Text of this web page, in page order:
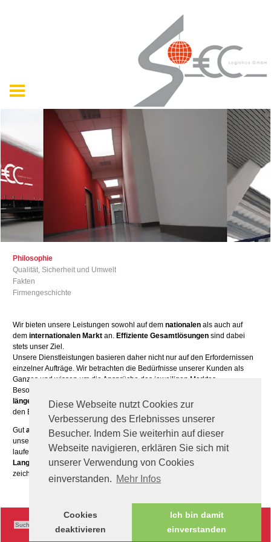
Diese Webseite nutzt Cookies zur
Verbesserung des Erlebnisses unserer
Besucher. Indem Sie weiterhin auf dieser
Webseite navigieren, erklären Sie sich mit
unserer Verwendung von Cookies
einverstanden. Mehr Infos
Cookies
deaktivieren
Ich bin damit
einverstanden
Philosophie
Qualität, Sicherheit und Umwelt
Fakten
Firmengeschichte
Wir bieten unsere Leistungen sowohl auf dem nationalen als auch auf
dem internationalen Markt an. Effiziente Gesamtlösungen sind dabei
stets unser Ziel.
Unsere Dienstleistungen basieren daher nicht nur auf den Erfordernissen
einzelner Aufträge. Wir betrachten die Bedürfnisse unserer Kunden als
Ganzes und wissen um die Ansprüche des jeweiligen Marktes.
Besonderen Wert legen wir außerdem auf
längerfristige Geschäftsbeziehungen. Unsere Kunden sind vor allem in
den Bereichen Handel, Gewerbe und Industrie angesiedelt.
Gutausgebildetes Fachpersonal sowie kundenorientierte Mitarbeiter sind
unser höchstes Kapital. Die Entwicklung unseres Teams fördern wir daher
laufend mit Fachseminaren, Führungs- und Kommunikationstrainings.
Langjährige Erfahrunggepaart mitKnow-how auf aktuellstem Niveau
zeichnen uns aus.